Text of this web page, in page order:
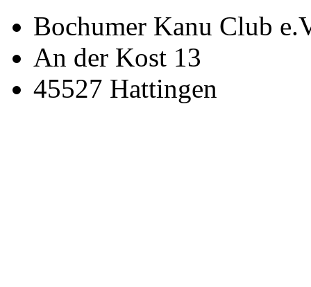
Bochumer Kanu Club
An der Kost 13
45527 Hattingen